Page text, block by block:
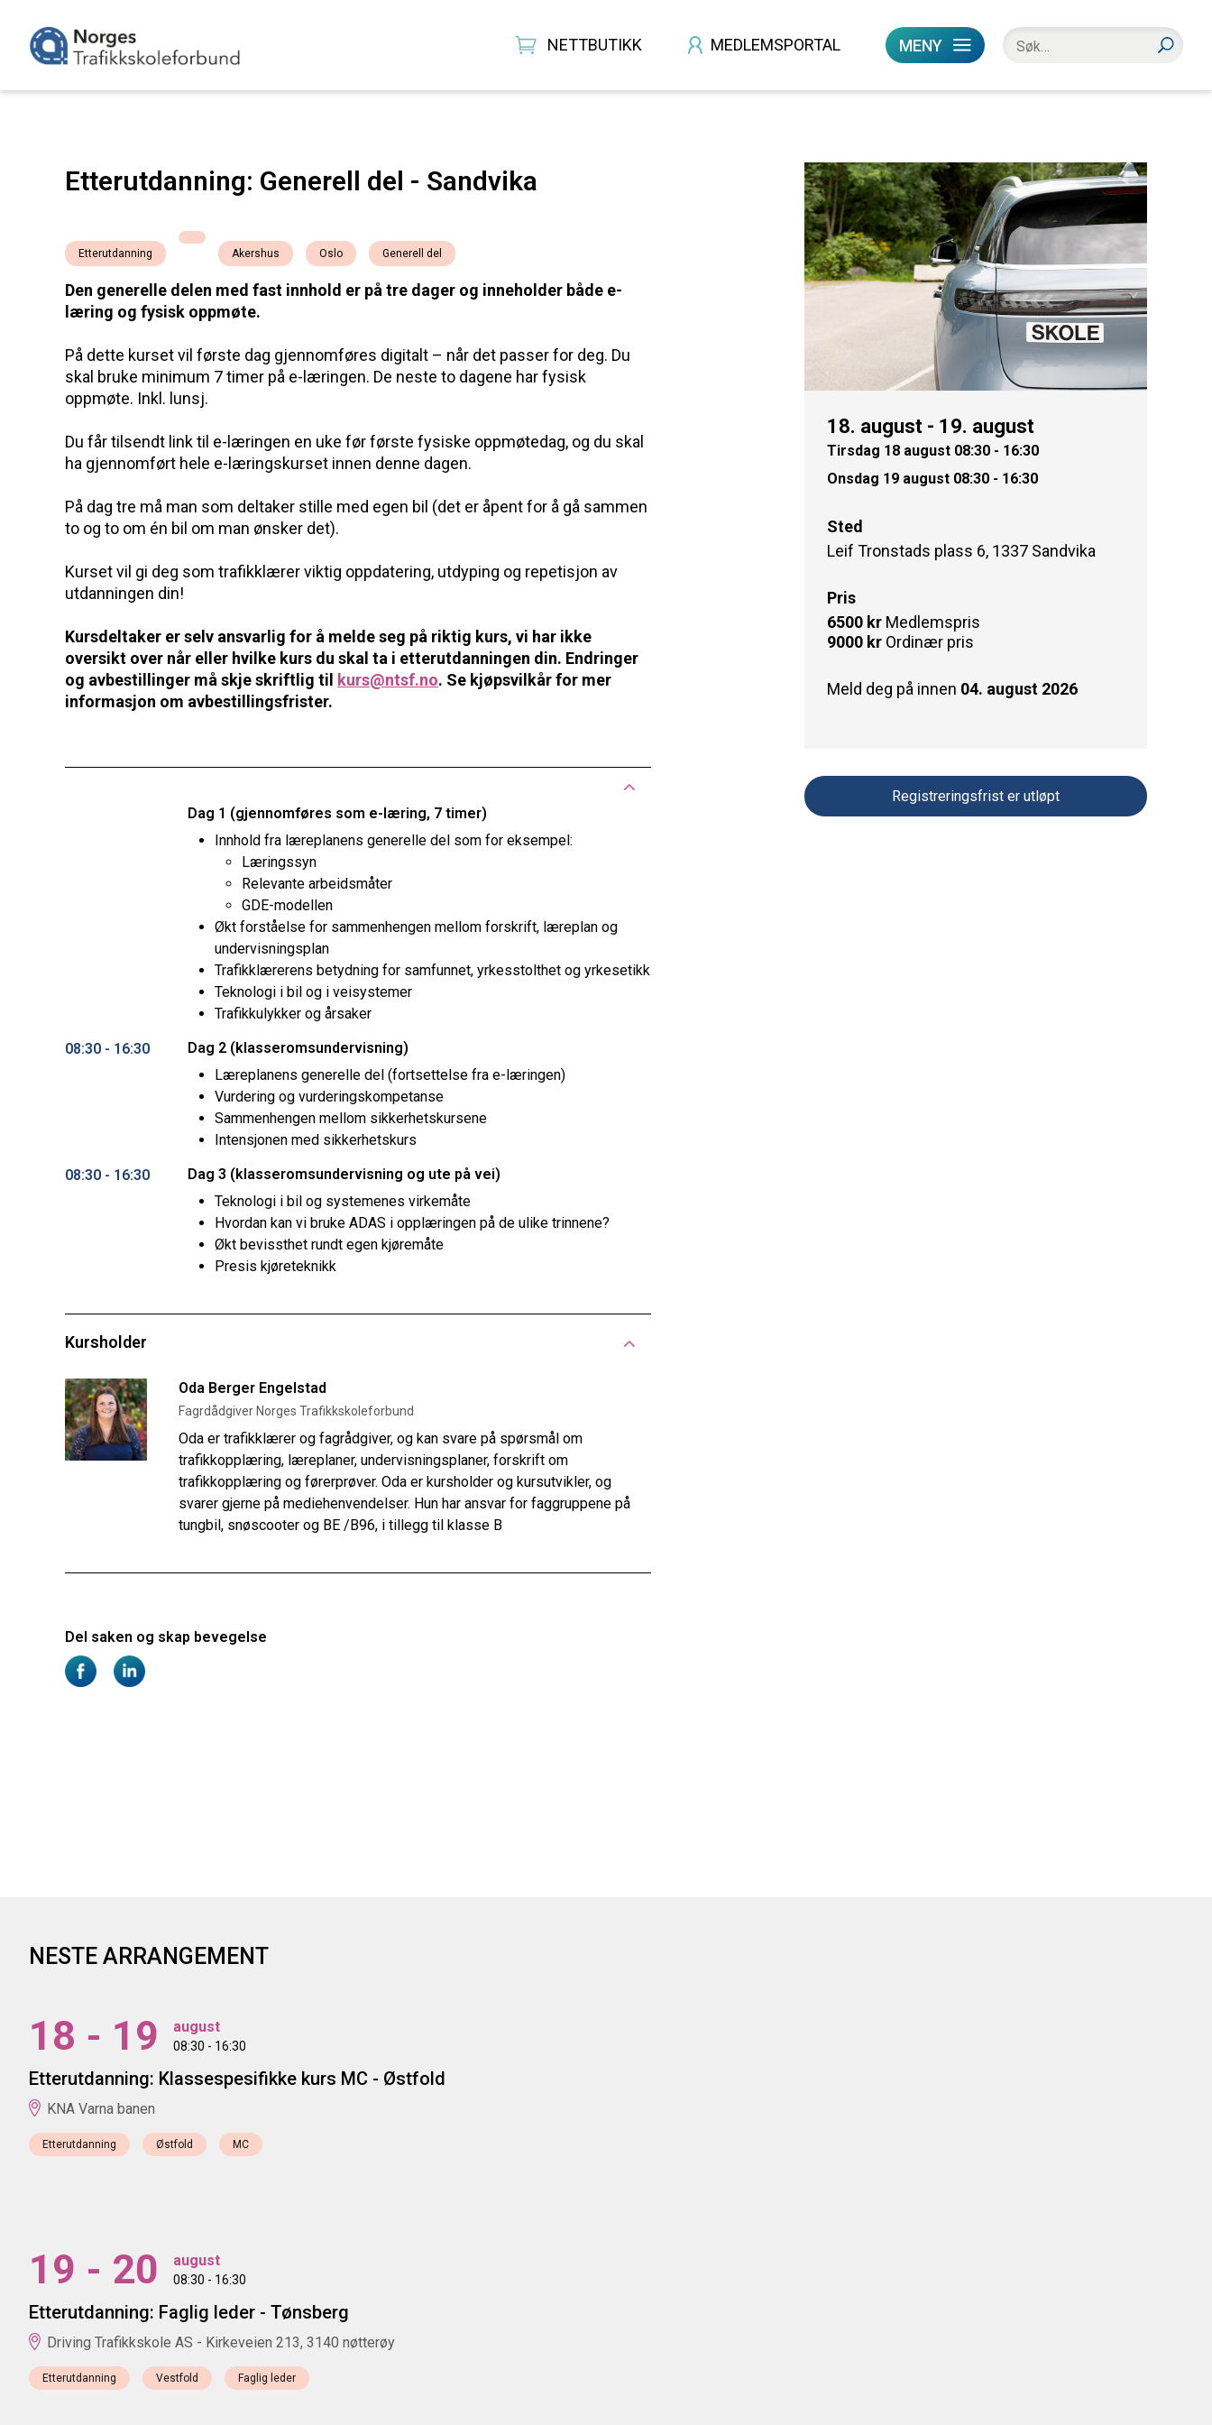
MENY
NETTBUTIKK MEDLEMSPORTAL
NESTE ARRANGEMENT
18 - 19 august
08:30 - 16:30
Etterutdanning: Klassespesifikke kurs MC - Østfold
KNA Varna banen
Etterutdanning Østfold MC
19 - 20 august
08:30 - 16:30
Etterutdanning: Faglig leder - Tønsberg
Driving Trafikkskole AS - Kirkeveien 213, 3140 nøtterøy
Etterutdanning Vestfold Faglig leder